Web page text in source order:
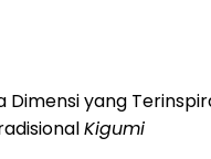
Dimensi yang
Kigumi